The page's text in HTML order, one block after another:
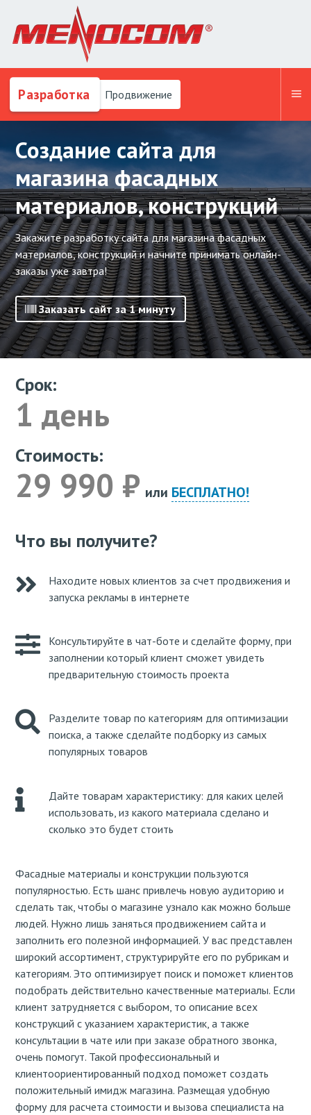
Разработка Продвижение
Создание сайта для
магазина фасадных
материалов, конструкций
Закажите разработку сайта для магазина фасадных
материалов, конструкций и начните принимать онлайн-
заказы уже завтра!
Заказать сайт за 1 минуту
Срок:
1 день
Стоимость:
29 990 ₽ или БЕСПЛАТНО!
Что вы получите?
Находите новых клиентов за счет продвижения и
запуска рекламы в интернете
Консультируйте в чат-боте и сделайте форму, при
заполнении который клиент сможет увидеть
предварительную стоимость проекта
Разделите товар по категориям для оптимизации
поиска, а также сделайте подборку из самых
популярных товаров
Дайте товарам характеристику: для каких целей
использовать, из какого материала сделано и
сколько это будет стоить
Фасадные материалы и конструкции пользуются
популярностью. Есть шанс привлечь новую аудиторию и
сделать так, чтобы о магазине узнало как можно больше
людей. Нужно лишь заняться продвижением сайта и
заполнить его полезной информацией. У вас представлен
широкий ассортимент, структурируйте его по рубрикам и
категориям. Это оптимизирует поиск и поможет клиентов
подобрать действительно качественные материалы. Если
клиент затрудняется с выбором, то описание всех
конструкций с указанием характеристик, а также
консультации в чате или при заказе обратного звонка,
очень помогут. Такой профессиональный и
клиентоориентированный подход поможет создать
положительный имидж магазина. Размещая удобную
форму для расчета стоимости и вызова специалиста на